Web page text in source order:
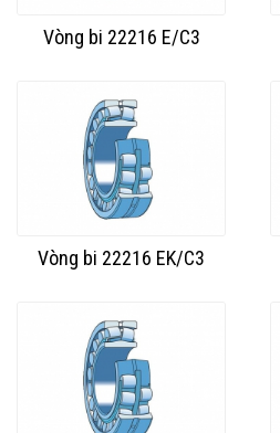
Vòng bi 22216 E/C3
Vòng bi 22216 EK/C3